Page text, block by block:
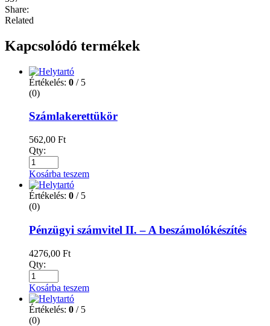
Share:
Related
Kapcsolódó termékek
Értékelés: 0 / 5
(0)
Számlakerettükör
562,00 Ft
Qty:
Kosárba teszem
Értékelés: 0 / 5
(0)
Pénzügyi számvitel II. – A beszámolókészítés
4276,00 Ft
Qty:
Kosárba teszem
Értékelés: 0 / 5
(0)